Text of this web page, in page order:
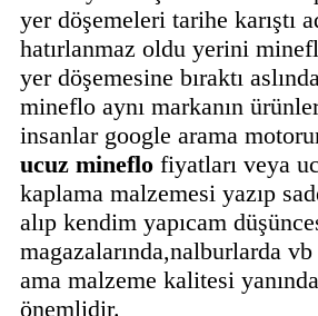
yer döşemeleri tarihe karıştı
hatırlanmaz oldu yerini
yer döşemesine bıraktı
mineflo aynı markanın
insanlar google arama
ucuz mineflo fiyatları veya
kaplama malzemesi yazıp
alıp kendim yapıcam
magazalarında,nalburlarda vb
ama malzeme kalitesi
önemlidir.